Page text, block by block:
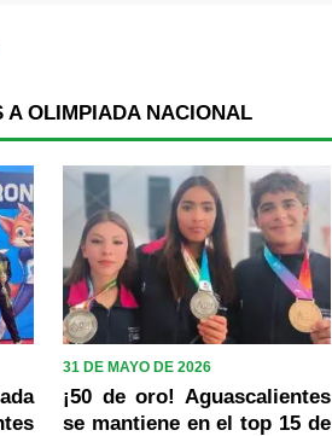
A OLIMPIADA NACIONAL
31 DE MAYO DE 2026
¡50 de oro! Aguascalientes
se mantiene en el top 15 de